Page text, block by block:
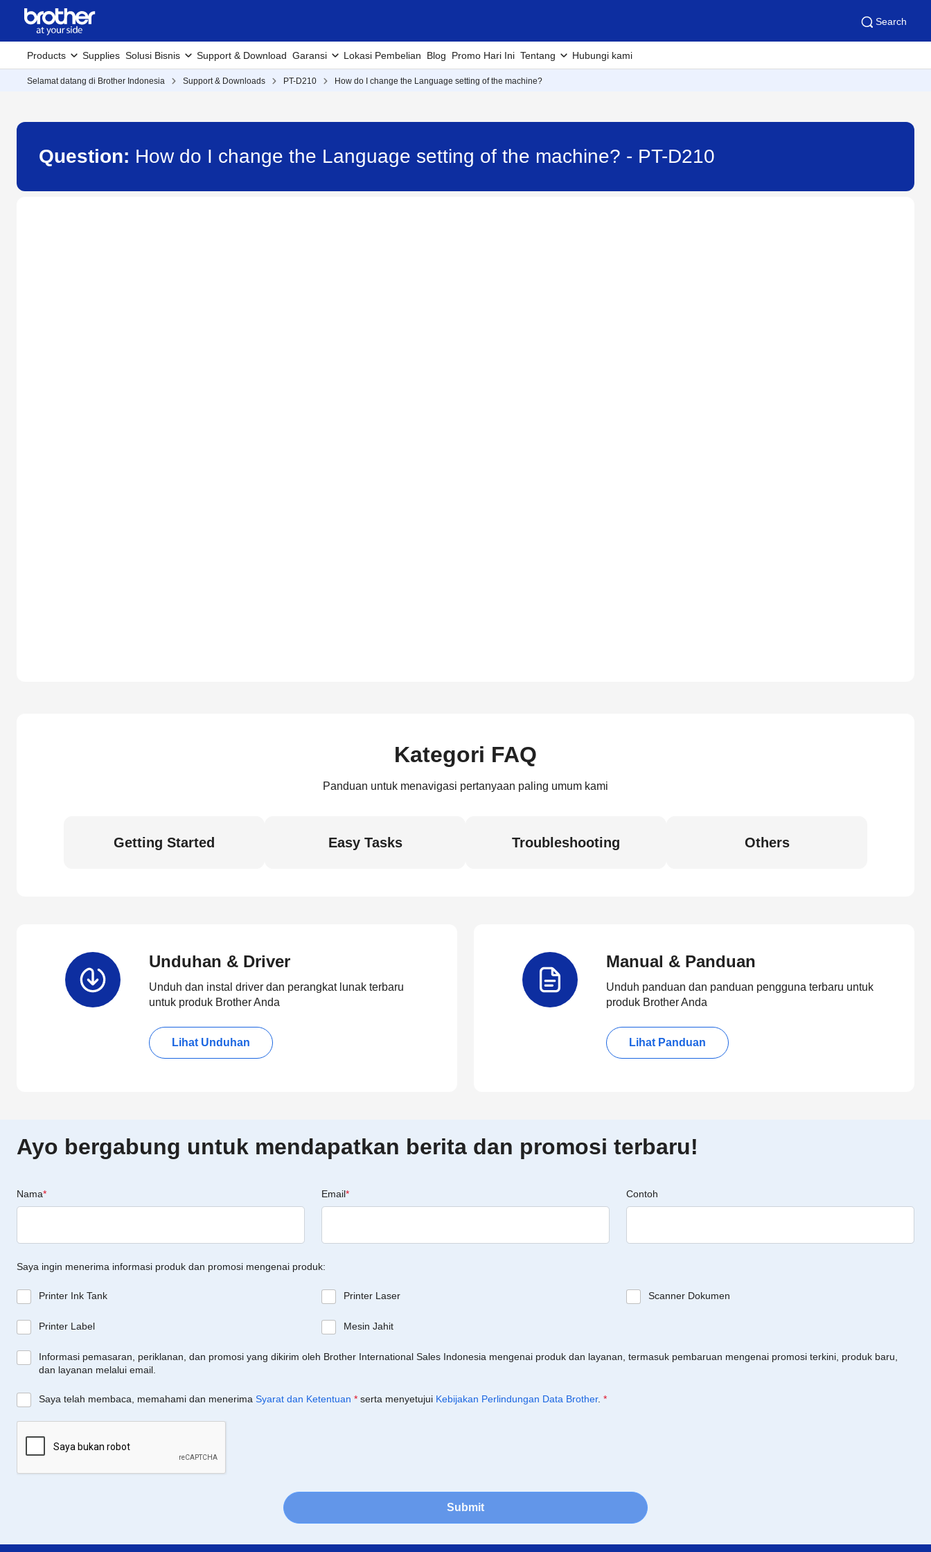
Search
Products Supplies Solusi Bisnis Support & Download Garansi Lokasi Pembelian Blog Promo Hari Ini Tentang Hubungi kami
Selamat datang di Brother Indonesia Support & Downloads PT-D210 How do I change the Language setting of the machine?
Question: How do I change the Language setting of the machine? - PT-D210
Kategori FAQ
Panduan untuk menavigasi pertanyaan paling umum kami
Getting Started Easy Tasks Troubleshooting Others
Unduhan & Driver
Unduh dan instal driver dan perangkat lunak terbaru
untuk produk Brother Anda
Lihat Unduhan
Manual & Panduan
Unduh panduan dan panduan pengguna terbaru untuk
produk Brother Anda
Lihat Panduan
Ayo bergabung untuk mendapatkan berita dan promosi terbaru!
Nama* Email* Contoh
Saya ingin menerima informasi produk dan promosi mengenai produk:
Printer Ink Tank Printer Laser Scanner Dokumen
Printer Label Mesin Jahit
Informasi pemasaran, periklanan, dan promosi yang dikirim oleh Brother International Sales Indonesia mengenai produk dan layanan, termasuk pembaruan mengenai promosi terkini, produk baru,
dan layanan melalui email.
Saya telah membaca, memahami dan menerima Syarat dan Ketentuan * serta menyetujui Kebijakan Perlindungan Data Brother. *
Submit